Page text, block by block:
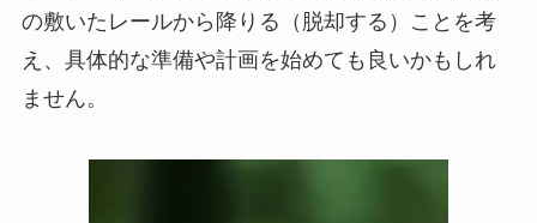
の敷いたレールから降りる（脱却する）ことを考
え、具体的な準備や計画を始めても良いかもしれ
ません。